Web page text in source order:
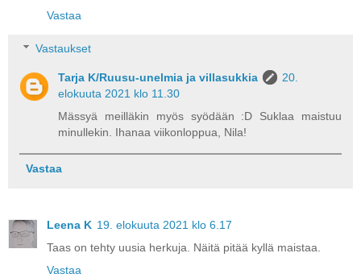
Vastaa
Vastaukset
Tarja K/Ruusu-unelmia ja villasukkia
20.
elokuuta 2021 klo 11.30
Mässyä meilläkin myös syödään :D Suklaa maistuu
minullekin. Ihanaa viikonloppua, Nila!
Vastaa
Leena K 19. elokuuta 2021 klo 6.17
Taas on tehty uusia herkuja. Näitä pitää kyllä maistaa.
Vastaa